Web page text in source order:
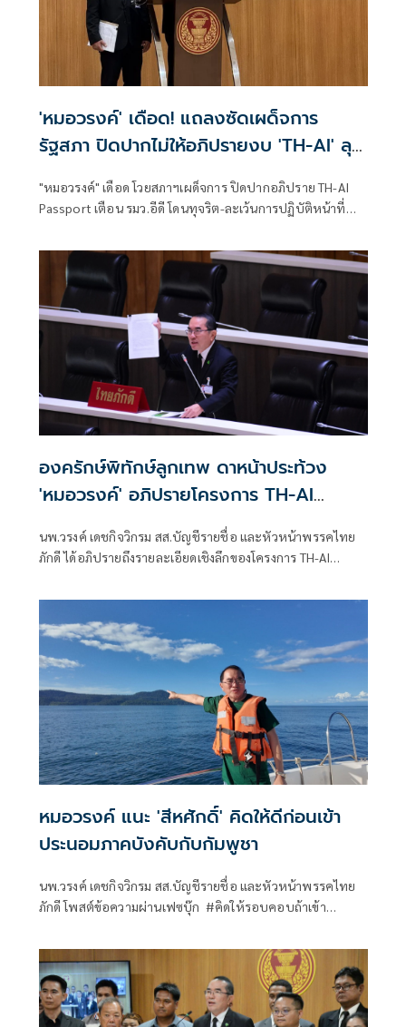
'หมอวรงค์' เดือด! แถลงซัดเผด็จการ
รัฐสภา ปิดปากไม่ให้อภิปรายงบ 'TH-AI' ลุย
"หมอวรงค์" เดือด โวยสภาฯเผด็จการ ปิดปากอภิปราย TH-AI
Passport เตือน รมว.อีดี โดนทุจริต-ละเว้นการปฏิบัติหน้าที่
องครักษ์พิทักษ์ลูกเทพ ดาหน้าประท้วง
'หมอวรงค์' อภิปรายโครงการ TH-AI
นพ.วรงค์ เดชกิจวิกรม สส.บัญชีรายชื่อ และหัวหน้าพรรคไทย
ภักดี ได้อภิปรายถึงรายละเอียดเชิงลึกของโครงการ TH-AI
วงเงิน 1,645 ล้านบาท ที่ส่อว่าไม่โปร่งใส เอื้อประโยชน์
หมอวรงค์ แนะ 'สีหศักดิ์' คิดให้ดีก่อนเข้า
ประนอมภาคบังคับกับกัมพูชา
นพ.วรงค์ เดชกิจวิกรม สส.บัญชีรายชื่อ และหัวหน้าพรรคไทย
ภักดี โพสต์ข้อความผ่านเฟซบุ๊ก #คิดให้รอบคอบถ้าเข้า